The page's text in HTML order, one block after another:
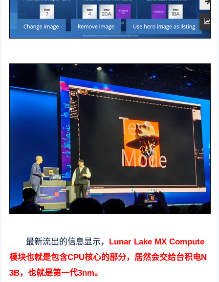
最新流出的信息显示， Lunar Lake MX Compute
模块也就是包含CPU核心的部分，居然会交给台积电N
3B，也就是第一代3nm。